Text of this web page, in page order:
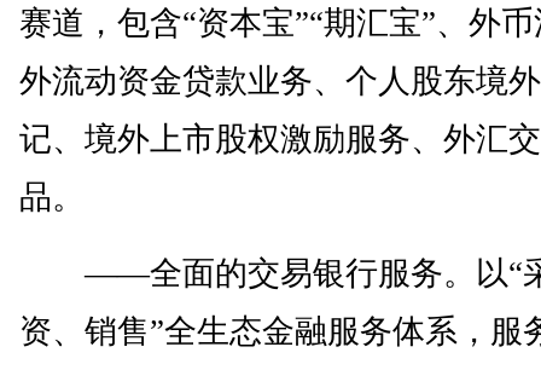
赛道，包含“资本宝”“期汇宝”、外
外流动资金贷款业务、个人股东境
记、境外上市股权激励服务、外汇
品。
——全面的交易银行服务。以“
资、销售”全生态金融服务体系，服